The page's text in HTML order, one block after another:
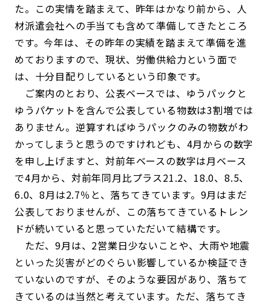
た。この実情を踏まえて、昨年はかなり前から、人
材派遣会社への手当ても含めて準備してきたところ
です。今年は、その昨年の実績を踏まえて準備を進
めておりますので、現状、労働供給力という面で
は、十分目配りしているという印象です。
ご案内のとおり、公表ベースでは、ゆうパックと
ゆうパケットを含んで公表している物数は3割増では
ありません。逆算すればゆうパックのみの物数がわ
かってしまうと思うのですけれども、4月からの数字
を申し上げますと、対前年ベースの数字は月ベース
で4月から、対前年同月比プラス21.2、18.0、8.5、
6.0、8月は2.7％と、落ちてきています。9月はまだ
公表しておりませんが、この落ちてきているトレン
ドが続いていると思っていただいて結構です。
ただ、9月は、2営業日少ないことや、大雨や地震
といった災害がどのぐらい影響しているか検証でき
ていないのですが、そのような要因があり、落ちて
きているのは当然と考えています。ただ、落ちてき